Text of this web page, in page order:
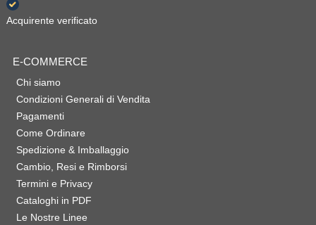
Acquirente verificato
E-COMMERCE
Chi siamo
Condizioni Generali di Vendita
Pagamenti
Come Ordinare
Spedizione & Imballaggio
Cambio, Resi e Rimborsi
Termini e Privacy
Cataloghi in PDF
Le Nostre Linee